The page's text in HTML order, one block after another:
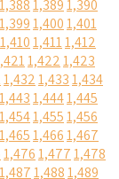
1,3881,3891,390
1,3991,4001,401
1,4101,4111,412
1,4221,423
1,4321,4331,434
1,4431,4441,445
1,4541,4551,456
1,4651,4661,467
1,4761,4771,478
1,4871,4881,489